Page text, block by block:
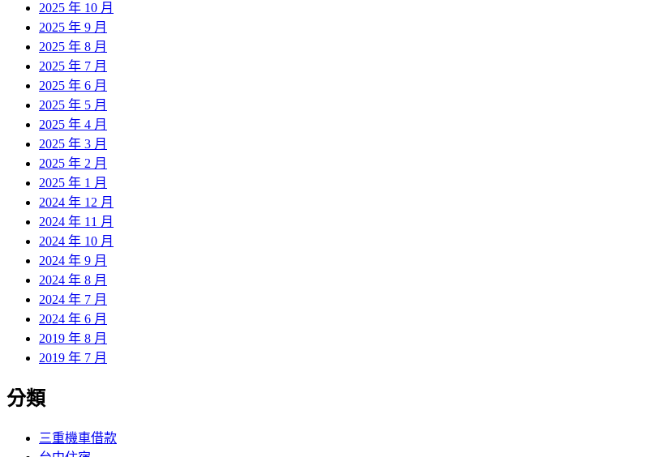
2025 年 10 月
2025 年 9 月
2025 年 8 月
2025 年 7 月
2025 年 6 月
2025 年 5 月
2025 年 4 月
2025 年 3 月
2025 年 2 月
2025 年 1 月
2024 年 12 月
2024 年 11 月
2024 年 10 月
2024 年 9 月
2024 年 8 月
2024 年 7 月
2024 年 6 月
2019 年 8 月
2019 年 7 月
分類
三重機車借款